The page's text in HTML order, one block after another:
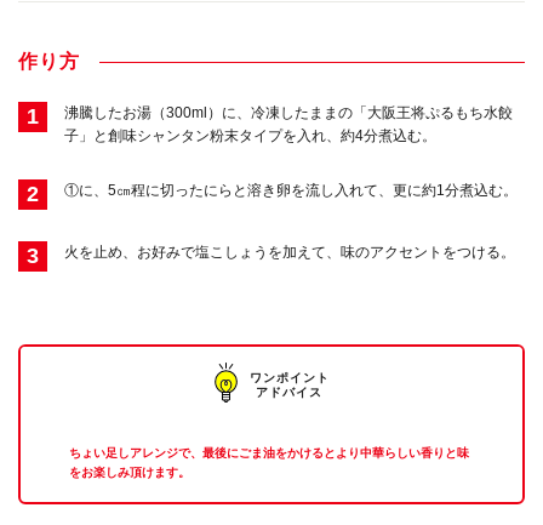
作り方
1
沸騰したお湯（300ml）に、冷凍したままの「大阪王将ぷるもち水餃
子」と創味シャンタン粉末タイプを入れ、約4分煮込む。
2 ①に、5㎝程に切ったにらと溶き卵を流し入れて、更に約1分煮込む。
3 火を止め、お好みで塩こしょうを加えて、味のアクセントをつける。
ワンポイント
アドバイス
ちょい足しアレンジで、最後にごま油をかけるとより中華らしい香りと味
をお楽しみ頂けます。